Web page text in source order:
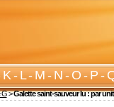
K-L-M-N-O-P-
G>Galette saint-sauveur lu : par